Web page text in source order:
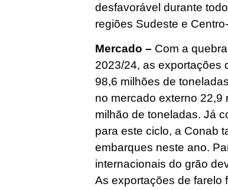
desfavorável durante
regiões Sudeste e
Mercado – Com a
2023/24, as exportações
98,6 milhões de
no mercado externo 22,9
milhão de toneladas. Já
para este ciclo, a Conab
embarques neste ano.
internacionais do grão
As exportações de farelo